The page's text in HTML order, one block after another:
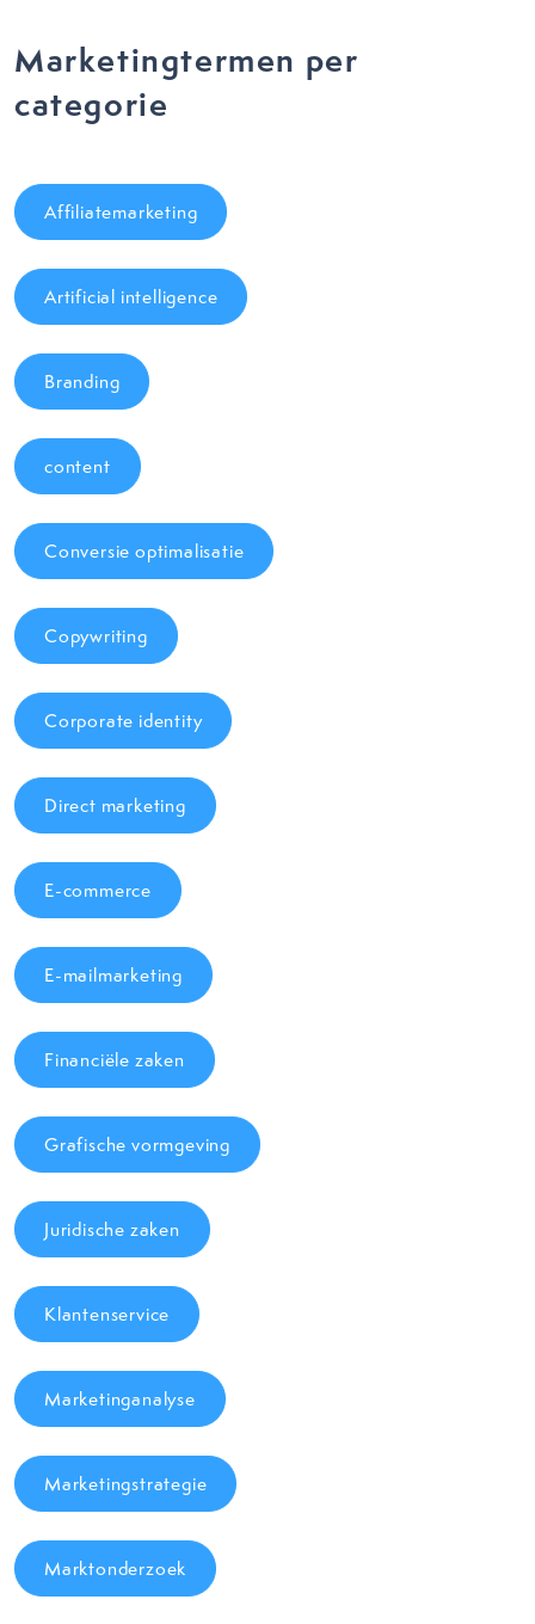
Marketingtermen per
categorie
Affiliatemarketing
Artificial intelligence
Branding
content
Conversie optimalisatie
Copywriting
Corporate identity
Direct marketing
E-commerce
E-mailmarketing
Financiële zaken
Grafische vormgeving
Juridische zaken
Klantenservice
Marketinganalyse
Marketingstrategie
Marktonderzoek